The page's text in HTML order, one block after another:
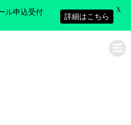
ル申込受付
詳細はこちら
X